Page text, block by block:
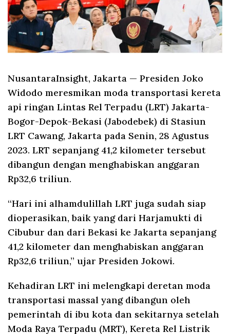
NusantaraInsight, Jakarta — Presiden Joko
Widodo meresmikan moda transportasi kereta
api ringan Lintas Rel Terpadu (LRT) Jakarta-
Bogor-Depok-Bekasi (Jabodebek) di Stasiun
LRT Cawang, Jakarta pada Senin, 28 Agustus
2023. LRT sepanjang 41,2 kilometer tersebut
dibangun dengan menghabiskan anggaran
Rp32,6 triliun.
“Hari ini alhamdulillah LRT juga sudah siap
dioperasikan, baik yang dari Harjamukti di
Cibubur dan dari Bekasi ke Jakarta sepanjang
41,2 kilometer dan menghabiskan anggaran
Rp32,6 triliun,” ujar Presiden Jokowi.
Kehadiran LRT ini melengkapi deretan moda
transportasi massal yang dibangun oleh
pemerintah di ibu kota dan sekitarnya setelah
Moda Raya Terpadu (MRT), Kereta Rel Listrik